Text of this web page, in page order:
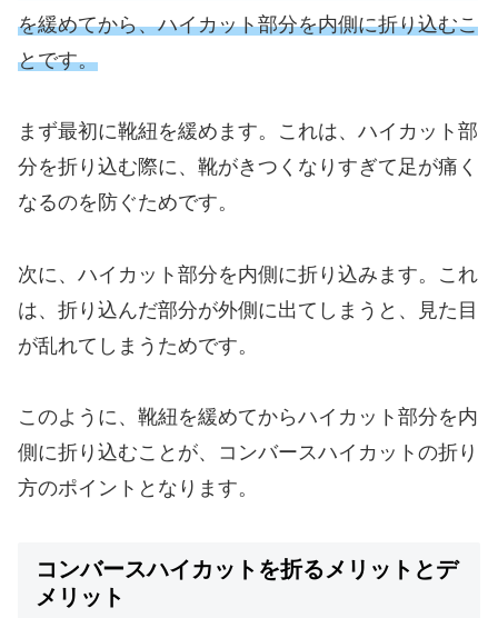
を緩めてから、ハイカット部分を内側に折り込むこ
とです。
まず最初に靴紐を緩めます。これは、ハイカット部
分を折り込む際に、靴がきつくなりすぎて足が痛く
なるのを防ぐためです。
次に、ハイカット部分を内側に折り込みます。これ
は、折り込んだ部分が外側に出てしまうと、見た目
が乱れてしまうためです。
このように、靴紐を緩めてからハイカット部分を内
側に折り込むことが、コンバースハイカットの折り
方のポイントとなります。
コンバースハイカットを折るメリットとデ
メリット